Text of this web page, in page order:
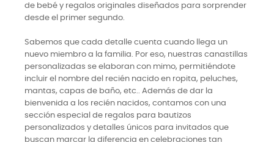
de bebé y regalos originales diseñados para sorprender
desde el primer segundo.
Sabemos que cada detalle cuenta cuando llega un
nuevo miembro a la familia. Por eso, nuestras canastillas
personalizadas se elaboran con mimo, permitiéndote
incluir el nombre del recién nacido en ropita, peluches,
mantas, capas de baño, etc.. Además de dar la
bienvenida a los recién nacidos, contamos con una
sección especial de regalos para bautizos
personalizados y detalles únicos para invitados que
buscan marcar la diferencia en celebraciones tan